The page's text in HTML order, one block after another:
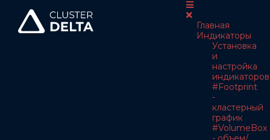
Главная
Индикаторы
Установка
и
настройка
индикаторов
#Footprint
-
кластерный
график
#VolumeBox